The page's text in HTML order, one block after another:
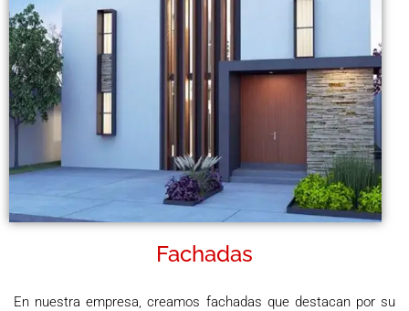
Fachadas
En nuestra empresa, creamos fachadas que destacan por su